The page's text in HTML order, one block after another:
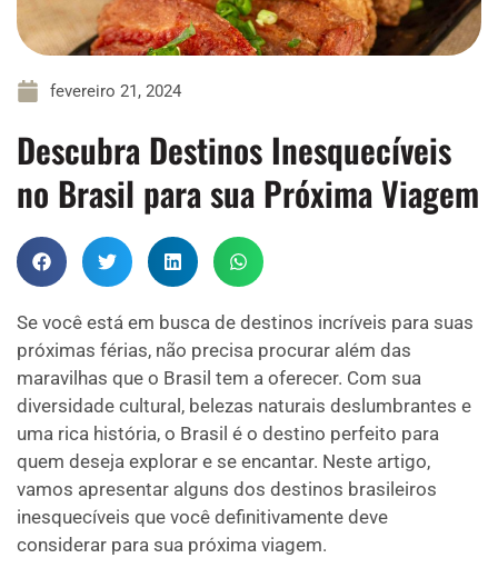
fevereiro 21, 2024
Descubra Destinos Inesquecíveis
no Brasil para sua Próxima Viagem
Se você está em busca de destinos incríveis para suas
próximas férias, não precisa procurar além das
maravilhas que o Brasil tem a oferecer. Com sua
diversidade cultural, belezas naturais deslumbrantes e
uma rica história, o Brasil é o destino perfeito para
quem deseja explorar e se encantar. Neste artigo,
vamos apresentar alguns dos destinos brasileiros
inesquecíveis que você definitivamente deve
considerar para sua próxima viagem.